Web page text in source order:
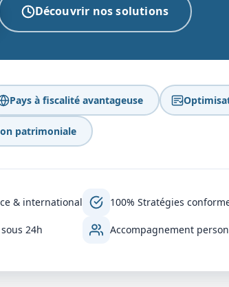
Découvrir nos solutions
Pays à fiscalité avantageuse
patrimoniale
& international 100% Stratégies
24h Accompagnement